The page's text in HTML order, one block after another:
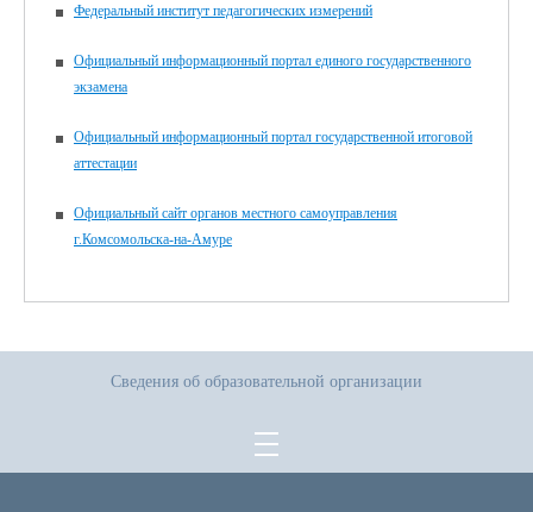
Федеральный институт педагогических измерений
Официальный информационный портал единого государственного
экзамена
Официальный информационный портал государственной итоговой
аттестации
Официальный сайт органов местного самоуправления
г.Комсомольска-на-Амуре
Сведения об образовательной организации